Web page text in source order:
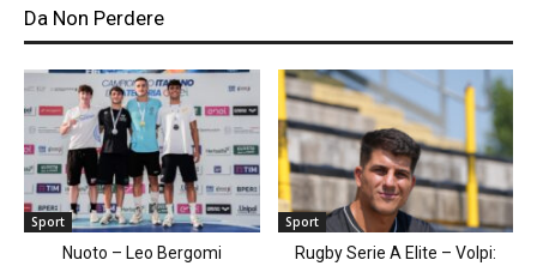
Da Non Perdere
Sport
Nuoto – Leo Bergomi
Sport
Rugby Serie A Elite – Volpi: